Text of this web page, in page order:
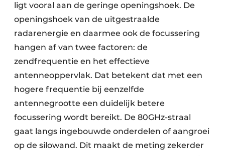
ligt vooral aan de geringe openingshoek. De
openingshoek van de uitgestraalde
radarenergie en daarmee ook de focussering
hangen af van twee factoren: de
zendfrequentie en het effectieve
antenneoppervlak. Dat betekent dat met een
hogere frequentie bij eenzelfde
antennegrootte een duidelijk betere
focussering wordt bereikt. De 80GHz-straal
gaat langs ingebouwde onderdelen of aangroei
op de silowand. Dit maakt de meting zekerder